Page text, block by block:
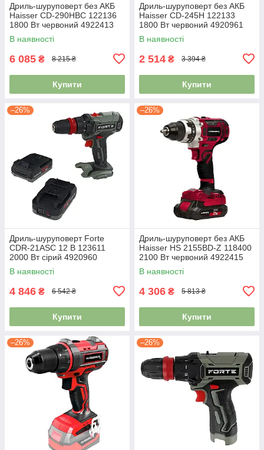
Дриль-шуруповерт без АКБ
Haisser СD-290HBС 122136
1800 Вт червоний 4922413
В наявності
6 085 ₴ 8 215 ₴
Купити
Дриль-шуруповерт без АКБ
Haisser СD-245H 122133
1800 Вт червоний 4920961
В наявності
2 514 ₴ 3 394 ₴
Купити
–26%
Дриль-шуруповерт Forte
СDR-21ASС 12 В 123611
2000 Вт сірий 4920960
В наявності
4 846 ₴ 6 542 ₴
Купити
–26%
Дриль-шуруповерт без АКБ
Haisser HS 2155BD-Z 118400
2100 Вт червоний 4922415
В наявності
4 306 ₴ 5 813 ₴
Купити
–26% –26%